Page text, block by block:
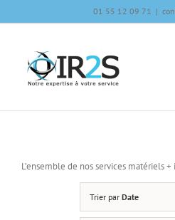
01 55 12 09 71 |
L’ensemble de nos services matériels
Trier par Date